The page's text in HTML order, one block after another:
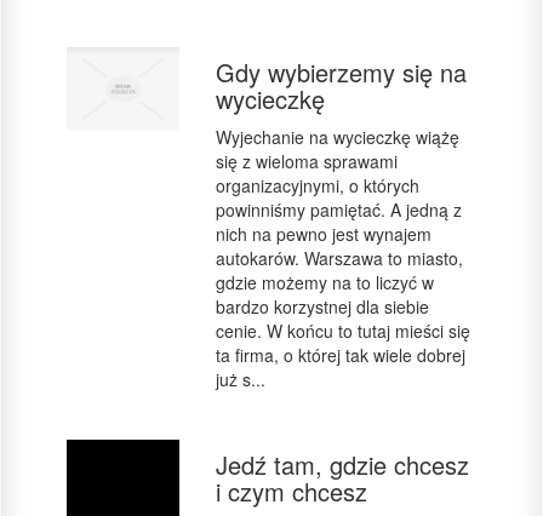
Gdy wybierzemy się na
wycieczkę
Wyjechanie na wycieczkę wiążę
się z wieloma sprawami
organizacyjnymi, o których
powinniśmy pamiętać. A jedną z
nich na pewno jest wynajem
autokarów. Warszawa to miasto,
gdzie możemy na to liczyć w
bardzo korzystnej dla siebie
cenie. W końcu to tutaj mieści się
ta firma, o której tak wiele dobrej
już s...
Jedź tam, gdzie chcesz
i czym chcesz